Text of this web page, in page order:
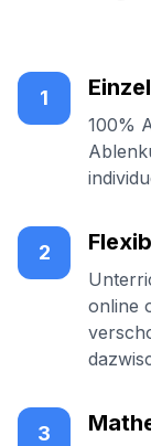
1
100%
2
online
3